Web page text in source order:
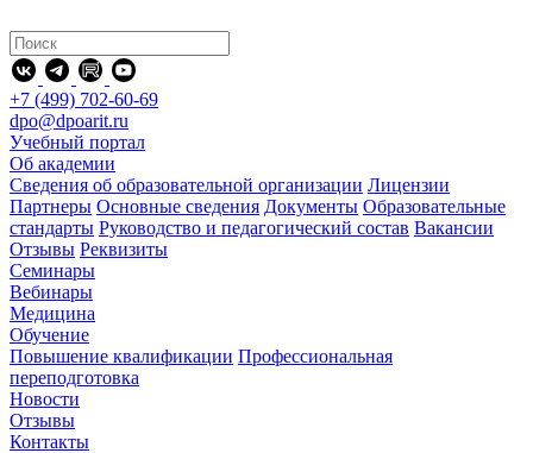
+7 (499) 702-60-69
dpo@dpoarit.ru
Учебный портал
Об академии
Сведения об образовательной организации Лицензии
Партнеры Основные сведения Документы Образовательные
стандарты Руководство и педагогический состав Вакансии
Отзывы Реквизиты
Семинары
Вебинары
Медицина
Обучение
Повышение квалификации Профессиональная
переподготовка
Новости
Отзывы
Контакты